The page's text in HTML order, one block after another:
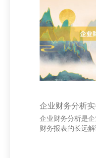
户需求，普及家
次，加强品牌开
期骗酬酢媒体、
牌曝光度。同期
客户信任感
企业财务分析
企业财务分析是
财务报表的长远